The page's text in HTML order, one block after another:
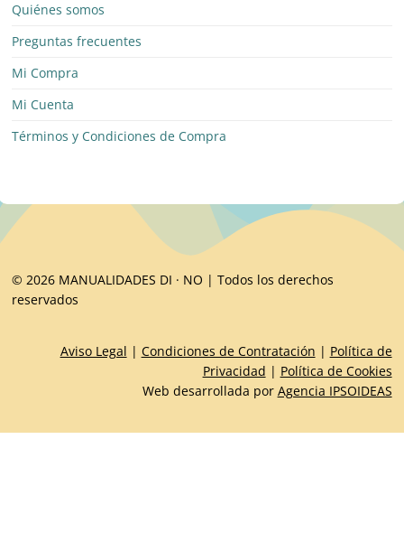
Quiénes somos
Preguntas frecuentes
Mi Compra
Mi Cuenta
Términos y Condiciones de Compra
© 2026 MANUALIDADES DI · NO | Todos los derechos
reservados
Aviso Legal | Condiciones de Contratación | Política de
Privacidad | Política de Cookies
Web desarrollada por Agencia IPSOIDEAS